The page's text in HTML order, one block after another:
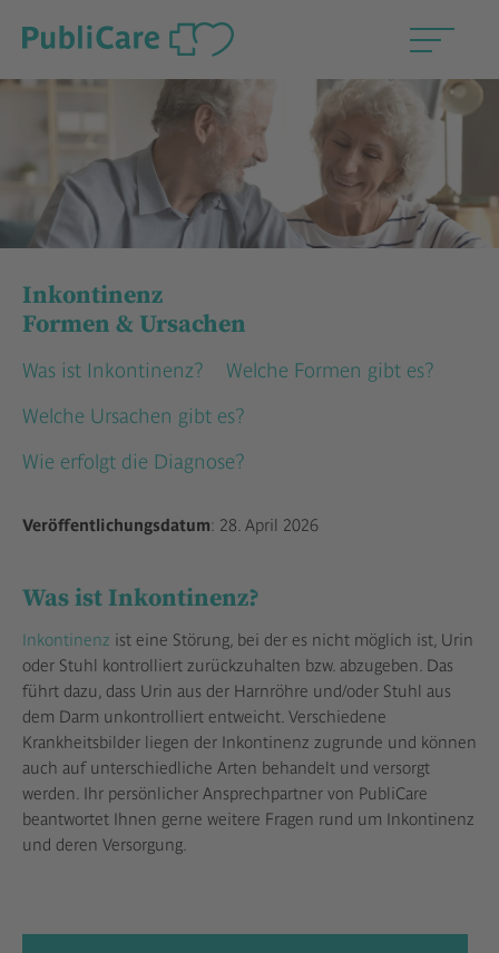
Inkontinenz
Formen & Ursachen
Was ist Inkontinenz?
Welche Formen gibt es?
Welche Ursachen gibt es?
Wie erfolgt die Diagnose?
Veröffentlichungsdatum: 28. April 2026
Was ist Inkontinenz?
Inkontinenz ist eine Störung, bei der es nicht möglich ist, Urin
oder Stuhl kontrolliert zurückzuhalten bzw. abzugeben. Das
führt dazu, dass Urin aus der Harnröhre und/oder Stuhl aus
dem Darm unkontrolliert entweicht. Verschiedene
Krankheitsbilder liegen der Inkontinenz zugrunde und können
auch auf unterschiedliche Arten behandelt und versorgt
werden. Ihr persönlicher Ansprechpartner von PubliCare
beantwortet Ihnen gerne weitere Fragen rund um Inkontinenz
und deren Versorgung.